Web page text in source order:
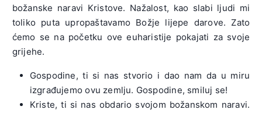
božanske naravi Kristove. Nažalost, kao slabi ljudi mi
toliko puta upropaštavamo Božje lijepe darove. Zato
ćemo se na početku ove euharistije pokajati za svoje
grijehe.
Gospodine, ti si nas stvorio i dao nam da u miru
izgrađujemo ovu zemlju. Gospodine, smiluj se!
Kriste, ti si nas obdario svojom božanskom naravi.